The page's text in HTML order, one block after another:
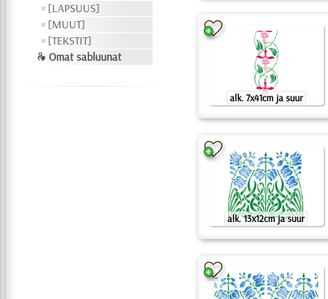
[LAPSUUS]
[MUUT]
[TEKSTIT]
❧ Omat sabluunat
alk. 7x41cm ja suur
alk. 13x12cm ja suur